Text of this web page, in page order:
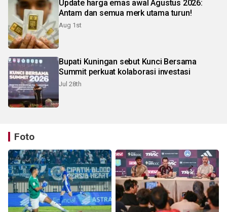
Update harga emas awal Agustus 2026:
Antam dan semua merk utama turun!
Aug 1st
Bupati Kuningan sebut Kunci Bersama
Summit perkuat kolaborasi investasi
Jul 28th
Foto